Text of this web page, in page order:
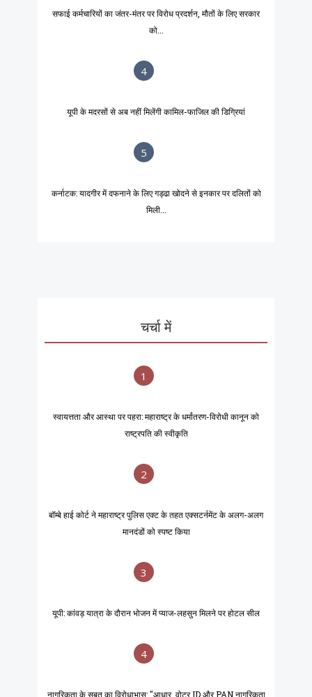
सफाई कर्मचारियों का जंतर-मंतर पर विरोध प्रदर्शन, मौतों के लिए सरकार
को...
4
यूपी के मदरसों से अब नहीं मिलेंगी कामिल-फाजिल की डिग्रियां
5
कर्नाटक: यादगीर में दफनाने के लिए गड्ढा खोदने से इनकार पर दलितों को
मिली...
चर्चा में
1
स्वायत्तता और आस्था पर पहरा: महाराष्ट्र के धर्मांतरण-विरोधी कानून को
राष्ट्रपति की स्वीकृति
2
बॉम्बे हाई कोर्ट ने महाराष्ट्र पुलिस एक्ट के तहत एक्सटर्नमेंट के अलग-अलग
मानदंडों को स्पष्ट किया
3
यूपी: कांवड़ यात्रा के दौरान भोजन में प्याज-लहसुन मिलने पर होटल सील
4
नागरिकता के सबूत का विरोधाभास: "आधार, वोटर ID और PAN नागरिकता